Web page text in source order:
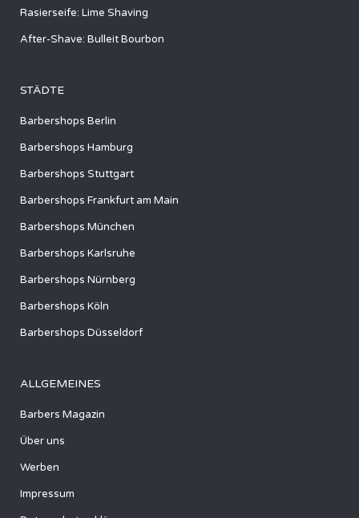
Rasierseife: Lime Shaving
After-Shave: Bulleit Bourbon
STÄDTE
Barbershops Berlin
Barbershops Hamburg
Barbershops Stuttgart
Barbershops Frankfurt am Main
Barbershops München
Barbershops Karlsruhe
Barbershops Nürnberg
Barbershops Köln
Barbershops Düsseldorf
ALLGEMEINES
Barbers Magazin
Über uns
Werben
Impressum